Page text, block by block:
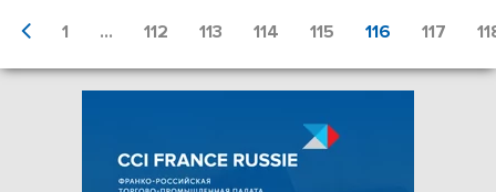
1 ... 112 113 114 115 116 117